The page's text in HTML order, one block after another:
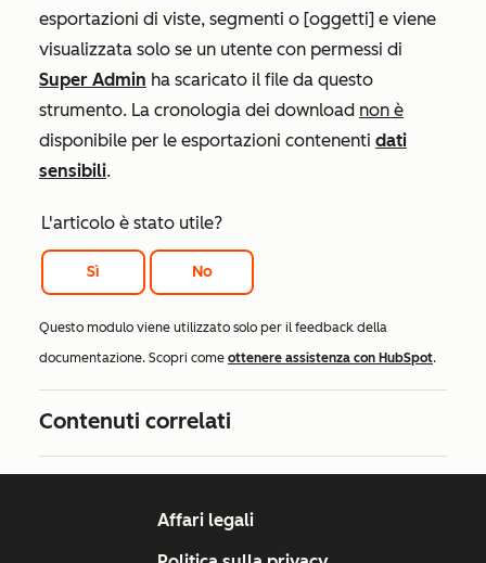
esportazioni di viste, segmenti o [oggetti] e viene
visualizzata solo se un utente con permessi di
Super Admin ha scaricato il file da questo
strumento. La cronologia dei download non è
disponibile per le esportazioni contenenti dati
sensibili.
L'articolo è stato utile?
Sì No
Questo modulo viene utilizzato solo per il feedback della
documentazione. Scopri come ottenere assistenza con HubSpot.
Contenuti correlati
Affari legali